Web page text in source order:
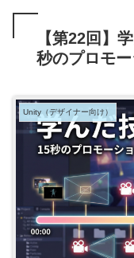
【第22回】
秒のプロモ
Unity（デザイナー向け）